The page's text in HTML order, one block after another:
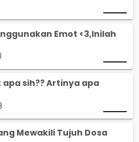
Emot <3,Inilah
apa sih?? Artinya apa
Mewakili Tujuh Dosa